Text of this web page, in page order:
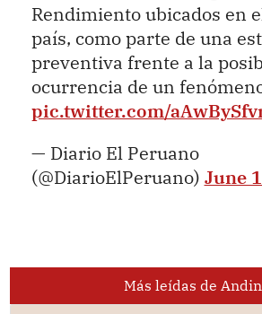
Rendimiento ubicados en
país, como parte de una
preventiva frente a la
ocurrencia de un
pic.twitter.com/
— Diario El Peruano
(@DiarioElPeruano) June
Más leídas de